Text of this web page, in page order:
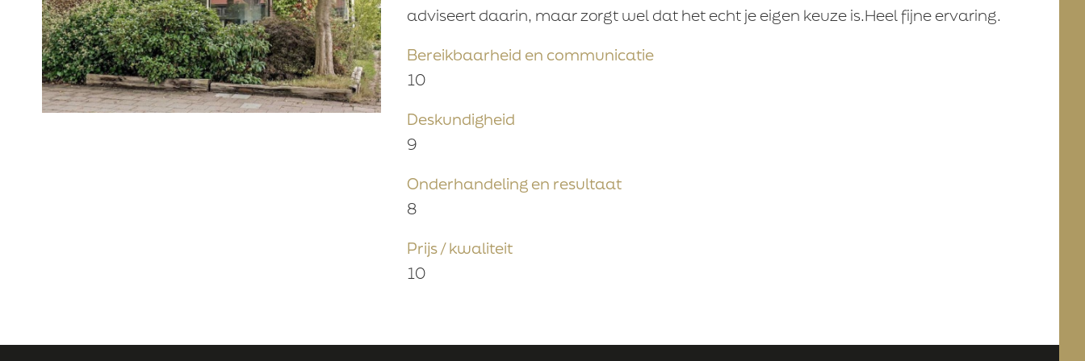
adviseert daarin, maar zorgt wel dat het echt je eigen keuze is.Heel fijne ervaring.
Bereikbaarheid en communicatie
10
Deskundigheid
9
Onderhandeling en resultaat
8
Prijs / kwaliteit
10